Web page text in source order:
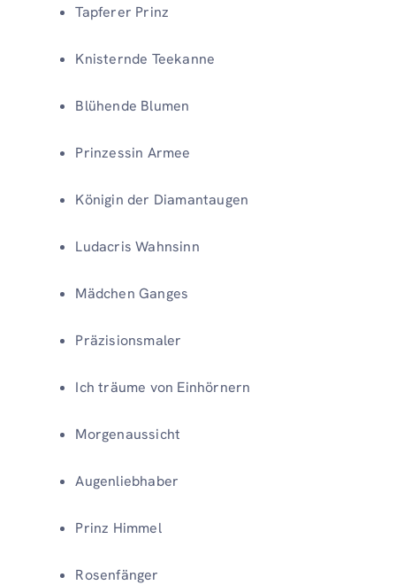
Tapferer Prinz
Knisternde Teekanne
Blühende Blumen
Prinzessin Armee
Königin der Diamantaugen
Ludacris Wahnsinn
Mädchen Ganges
Präzisionsmaler
Ich träume von Einhörnern
Morgenaussicht
Augenliebhaber
Prinz Himmel
Rosenfänger